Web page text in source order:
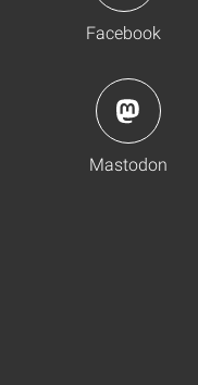
Facebook
Mastodon